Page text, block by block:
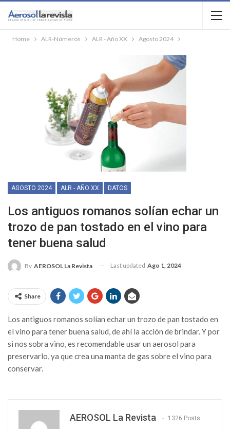
Home ALR-Números ALR - Año XX Agosto 2024
AGOSTO 2024 ALR - AÑO XX DATOS
Los antiguos romanos solían echar un
trozo de pan tostado en el vino para
tener buena salud
By AEROSOL La Revista Last updated Ago 1, 2024
Share
Los antiguos romanos solían echar un trozo de pan tostado en
el vino para tener buena salud, de ahí la acción de brindar. Y por
si nos sobra vino, es recomendable usar un aerosol para
preservarlo, ya que crea una manta de gas sobre el vino para
conservar.
AEROSOL La Revista 1326 Posts